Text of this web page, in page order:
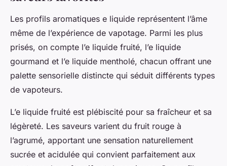
Les profils aromatiques e liquide représentent l’âme
même de l’expérience de vapotage. Parmi les plus
prisés, on compte l’e liquide fruité, l’e liquide
gourmand et l’e liquide mentholé, chacun offrant une
palette sensorielle distincte qui séduit différents types
de vapoteurs.
L’e liquide fruité est plébiscité pour sa fraîcheur et sa
légèreté. Les saveurs varient du fruit rouge à
l’agrumé, apportant une sensation naturellement
sucrée et acidulée qui convient parfaitement aux